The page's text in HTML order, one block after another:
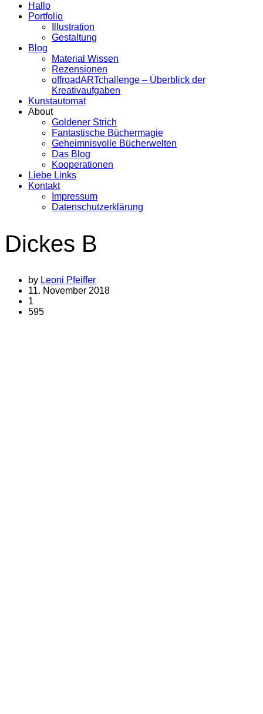
Hallo
Portfolio
Illustration
Gestaltung
Blog
Material Wissen
Rezensionen
offroadARTchallenge – Überblick der
Kreativaufgaben
Kunstautomat
About
Goldener Strich
Fantastische Büchermagie
Geheimnisvolle Bücherwelten
Das Blog
Kooperationen
Liebe Links
Kontakt
Impressum
Datenschutzerklärung
Dickes B
by Leoni Pfeiffer
11. November 2018
1
595